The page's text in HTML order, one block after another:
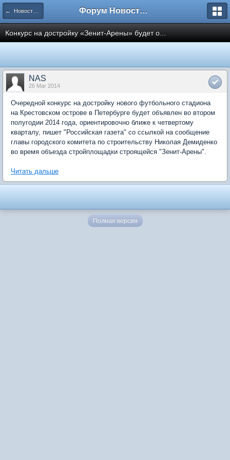
← Новости рынка недвижимости Форум Новостройки
Конкурс на достройку «Зенит-Арены» будет о...
NAS
26 Mar 2014
Очередной конкурс на достройку нового футбольного стадиона
на Крестовском острове в Петербурге будет объявлен во втором
полугодии 2014 года, ориентировочно ближе к четвертому
кварталу, пишет "Российская газета" со ссылкой на сообщение
главы городского комитета по строительству Николая Демиденко
во время объезда стройплощадки строящейся "Зенит-Арены".
Читать дальше
Полная версия